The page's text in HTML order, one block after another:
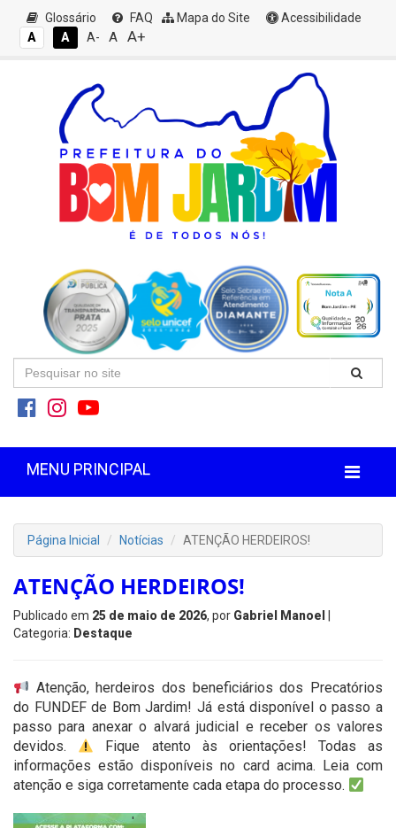
Glossário FAQ Mapa do Site
Acessibilidade
A
A A- A A+
MENU PRINCIPAL
Página Inicial Notícias ATENÇÃO HERDEIROS!
ATENÇÃO HERDEIROS!
Publicado em 25 de maio de 2026, por Gabriel Manoel
Categoria: Destaque
Atenção, herdeiros dos beneficiários dos Precatórios
do FUNDEF de Bom Jardim! Já está disponível o passo a
passo para anexar o alvará judicial e receber os valores
devidos.
Fique atento às orientações! Todas as
informações estão disponíveis no card acima. Leia com
atenção e siga corretamente cada etapa do processo.
'